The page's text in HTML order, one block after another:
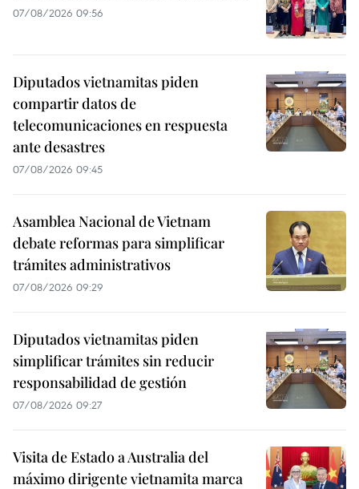
07/08/2026 09:56
Diputados vietnamitas piden
compartir datos de
telecomunicaciones en respuesta
ante desastres
07/08/2026 09:45
Asamblea Nacional de Vietnam
debate reformas para simplificar
trámites administrativos
07/08/2026 09:29
Diputados vietnamitas piden
simplificar trámites sin reducir
responsabilidad de gestión
07/08/2026 09:27
Visita de Estado a Australia del
máximo dirigente vietnamita marca